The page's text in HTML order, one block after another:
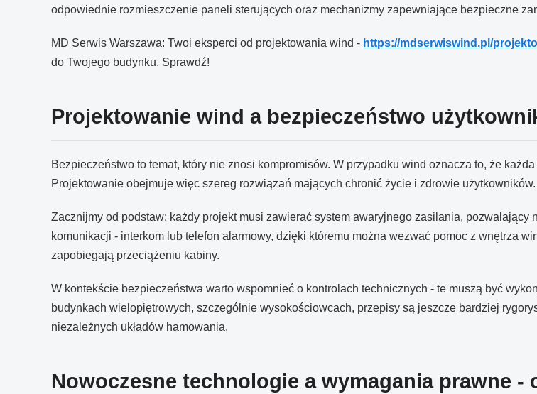
odpowiednie rozmieszczenie paneli sterujących oraz mechanizmy zapewniające bezpieczne
MD Serwis Warszawa: Twoi eksperci od projektowania wind - https://mdserwiswind.pl/
do Twojego budynku. Sprawdź!
Projektowanie wind a bezpieczeństwo
Bezpieczeństwo to temat, który nie znosi kompromisów. W przypadku wind oznacza to, że
Projektowanie obejmuje więc szereg rozwiązań mających chronić życie i zdrowie użytkowników.
Zacznijmy od podstaw: każdy projekt musi zawierać system awaryjnego zasilania,
komunikacji - interkom lub telefon alarmowy, dzięki któremu można wezwać pomoc z wnętrza
zapobiegają przeciążeniu kabiny.
W kontekście bezpieczeństwa warto wspomnieć o kontrolach technicznych - te muszą być
budynkach wielopiętrowych, szczególnie wysokościowcach, przepisy są jeszcze bardziej
niezależnych układów hamowania.
Nowoczesne technologie a wymagania prawne -